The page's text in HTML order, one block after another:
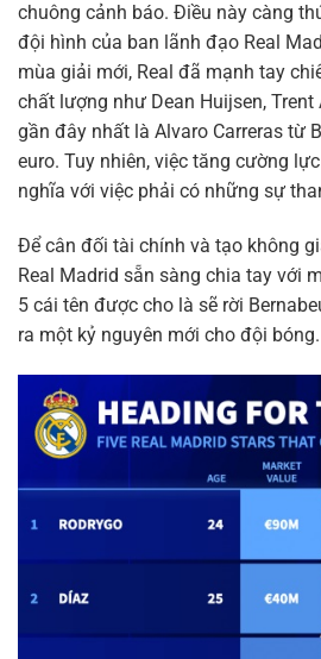
chuông cảnh báo. Điều này càng
đội hình của ban lãnh đạo Real
mùa giải mới, Real đã mạnh tay
chất lượng như Dean Huijsen, Trent
gần đây nhất là Alvaro Carreras từ
euro. Tuy nhiên, việc tăng cường
nghĩa với việc phải có những sự
Để cân đối tài chính và tạo không
Real Madrid sẵn sàng chia tay với
5 cái tên được cho là sẽ rời
ra một kỷ nguyên mới cho đội bóng.